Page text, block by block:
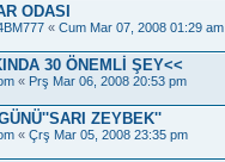
ODASI
« Cum Mar 07, 2008 01:29 am
30 ÖNEMLİ ŞEY<<
« Prş Mar 06, 2008 20:53 pm
ZEYBEK''
« Çrş Mar 05, 2008 23:35 pm